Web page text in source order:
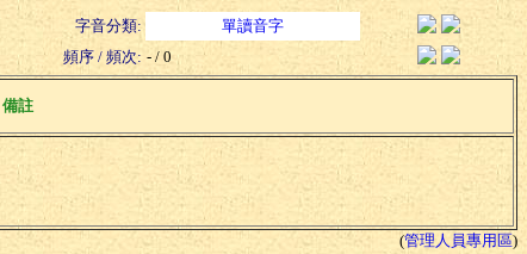
字音分類:
單讀音字
頻序 / 頻次: - / 0
備註
(管理人員專用區)